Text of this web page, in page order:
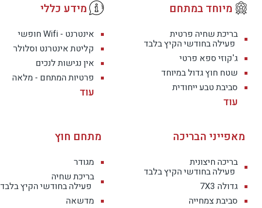
מיוחד במתחם
בריכת שחיה פרטית
פעילה בחודשי הקיץ בלבד
ג'קוזי ספא פרטי
שטח חוץ גדול במיוחד
סביבת טבע ייחודית
מידע כללי
אינטרנט - Wifi חופשי
קליטת אינטרנט וסלולר
אין נגישות לנכים
פרטיות המתחם - מלאה
מאפייני הבריכה
בריכה חיצונית
פעילה בחודשי הקיץ בלבד
גדולה 7X3
סביבת צמחייה
מתחם חוץ
מגודר
בריכת שחיה
פעילה בחודשי הקיץ בלבד
מדשאה